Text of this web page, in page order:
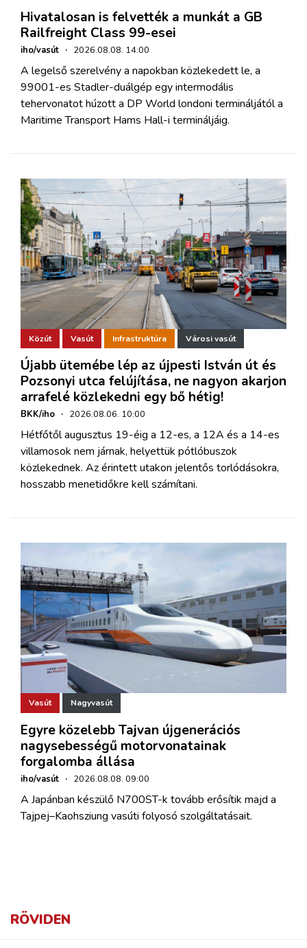
Hivatalosan is felvették a munkát a GB
Railfreight Class 99-esei
iho/vasút · 2026.08.08. 14:00
A legelső szerelvény a napokban közlekedett le, a
99001-es Stadler-duálgép egy intermodális
tehervonatot húzott a DP World londoni termináljától a
Maritime Transport Hams Hall-i termináljáig.
Közút Vasút Infrastruktúra Városi vasút
Újabb ütemébe lép az újpesti István út és
Pozsonyi utca felújítása, ne nagyon akarjon
arrafelé közlekedni egy bő hétig!
BKK/iho · 2026.08.06. 10:00
Hétfőtől augusztus 19-éig a 12-es, a 12A és a 14-es
villamosok nem járnak, helyettük pótlóbuszok
közlekednek. Az érintett utakon jelentős torlódásokra,
hosszabb menetidőkre kell számítani.
Vasút Nagyvasút
Egyre közelebb Tajvan újgenerációs
nagysebességű motorvonatainak
forgalomba állása
iho/vasút · 2026.08.08. 09:00
A Japánban készülő N700ST-k tovább erősítik majd a
Tajpej–Kaohsziung vasúti folyosó szolgáltatásait.
RÖVIDEN